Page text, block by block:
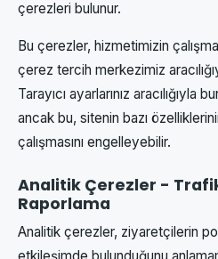
çerezleri bulunur.
Bu çerezler, hizmetimizin
çerez tercih merkezimiz
Tarayıcı ayarlarınız aracılığıyla
ancak bu, sitenin bazı
çalışmasını engelleyebilir.
Analitik Çerezler -
Raporlama
Analitik çerezler, ziyaretçilerin